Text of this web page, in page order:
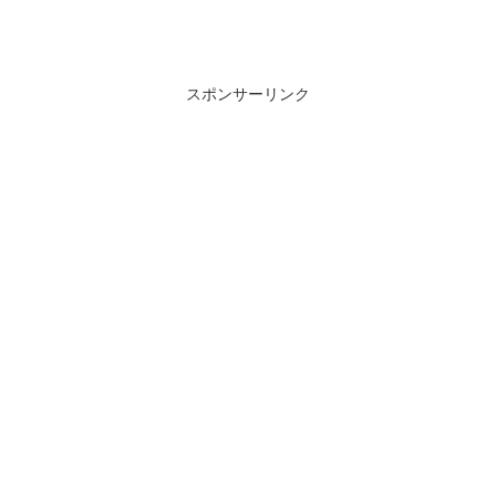
スポンサーリンク